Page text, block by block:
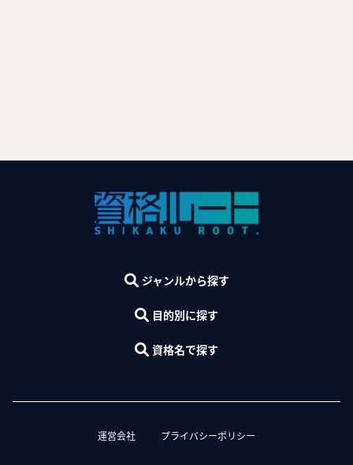
ジャンルから探す
目的別に探す
資格名で探す
運営会社 プライバシーポリシー